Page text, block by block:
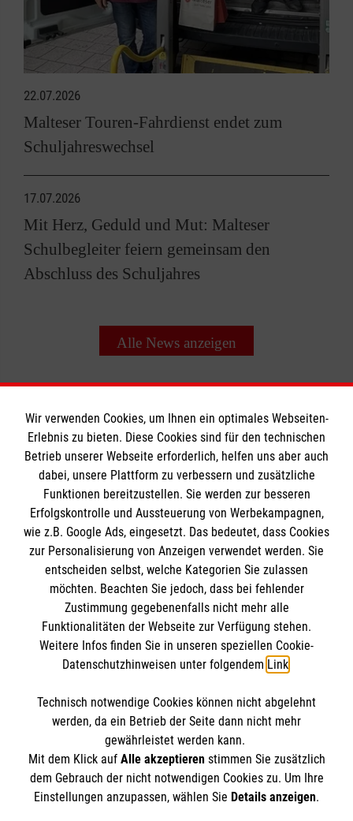
22.07.2026
Malteser Touren-Fahrdienst endet zum
Schuljahreswechsel
17.07.2026
Mit Herz, Geduld und Mut: Malteser
Schulbegleiter feiern gemeinsam den
Abschluss des Schuljahres
Alle News anzeigen
Informationen
Impressum
Datenschutz
Kontakt
Barrierefreiheit
Die Malteser
Malteser in Deutschland
Malteserorden
Sharepoint
Spendenkonto
IBAN: DE06 3706 0120 1201 2168 65
BIC: GENODED1PA7
So finden Sie uns
Werner-von-Siemens-Straße 28
33334 Gütersloh
Der Malteser Hilfsdienst e.V. ist als eingetragene
Wir verwenden Cookies, um Ihnen ein optimales Webseiten-
Erlebnis zu bieten. Diese Cookies sind für den technischen
Betrieb unserer Webseite erforderlich, helfen uns aber auch
dabei, unsere Plattform zu verbessern und zusätzliche
Funktionen bereitzustellen. Sie werden zur besseren
Erfolgskontrolle und Aussteuerung von Werbekampagnen,
wie z.B. Google Ads, eingesetzt. Das bedeutet, dass Cookies
zur Personalisierung von Anzeigen verwendet werden. Sie
entscheiden selbst, welche Kategorien Sie zulassen
möchten. Beachten Sie jedoch, dass bei fehlender
Zustimmung gegebenenfalls nicht mehr alle
Funktionalitäten der Webseite zur Verfügung stehen.
Weitere Infos finden Sie in unseren speziellen Cookie-
Datenschutzhinweisen unter folgendem Link.
Technisch notwendige Cookies können nicht abgelehnt
werden, da ein Betrieb der Seite dann nicht mehr
gewährleistet werden kann.
Mit dem Klick auf Alle akzeptierenstimmen Sie zusätzlich
dem Gebrauch der nicht notwendigen Cookies zu. Um Ihre
Einstellungen anzupassen, wählen Sie Details anzeigen.